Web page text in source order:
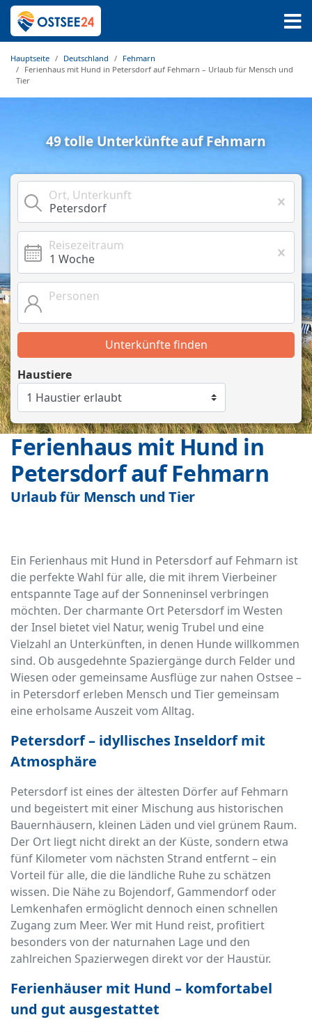
Hauptseite Deutschland
Fehmarn
Ferienhaus mit Hund in Petersdorf auf Fehmarn – Urlaub für Mensch und
Tier
49 tolle Unterkünfte auf Fehmarn
Ort, Unterkunft
Reisezeitraum
Personen
Unterkünfte finden
Haustiere
Ferienhaus mit Hund in
Petersdorf auf Fehmarn
Urlaub für Mensch und Tier
Ein Ferienhaus mit Hund in Petersdorf auf Fehmarn ist
die perfekte Wahl für alle, die mit ihrem Vierbeiner
entspannte Tage auf der Sonneninsel verbringen
möchten. Der charmante Ort Petersdorf im Westen
der Insel bietet viel Natur, wenig Trubel und eine
Vielzahl an Unterkünften, in denen Hunde willkommen
sind. Ob ausgedehnte Spaziergänge durch Felder und
Wiesen oder gemeinsame Ausflüge zur nahen Ostsee –
in Petersdorf erleben Mensch und Tier gemeinsam
eine erholsame Auszeit vom Alltag.
Petersdorf – idyllisches Inseldorf mit
Atmosphäre
Petersdorf ist eines der ältesten Dörfer auf Fehmarn
und begeistert mit einer Mischung aus historischen
Bauernhäusern, kleinen Läden und viel grünem Raum.
Der Ort liegt nicht direkt an der Küste, sondern etwa
fünf Kilometer vom nächsten Strand entfernt – ein
Vorteil für alle, die die ländliche Ruhe zu schätzen
wissen. Die Nähe zu Bojendorf, Gammendorf oder
Lemkenhafen ermöglicht dennoch einen schnellen
Zugang zum Meer. Wer mit Hund reist, profitiert
besonders von der naturnahen Lage und den
zahlreichen Spazierwegen direkt vor der Haustür.
Ferienhäuser mit Hund – komfortabel
und gut ausgestattet